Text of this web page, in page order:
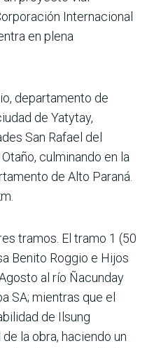
Internacional
en plena
departamento de
de Yatytay,
San Rafael del
culminando en la
de Alto Paraná.
tramos. El tramo 1 (50
Benito Roggio e Hijos
al río Ñacunday
SA; mientras que el
de Ilsung
la obra, haciendo un